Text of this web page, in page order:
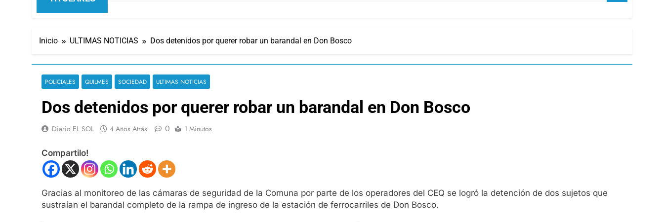
Inicio ULTIMAS NOTICIAS Dos detenidos por querer robar un barandal en Don Bosco
POLICIALES QUILMES SOCIEDAD ULTIMAS NOTICIAS
Dos detenidos por querer robar un barandal en Don Bosco
Diario EL SOL 4 Años Atrás 0 1 Minutos
Compartilo!
Gracias al monitoreo de las cámaras de seguridad de la Comuna por parte de los operadores del CEQ se logró la detención de dos sujetos que
sustraían el barandal completo de la rampa de ingreso de la estación de ferrocarriles de Don Bosco.